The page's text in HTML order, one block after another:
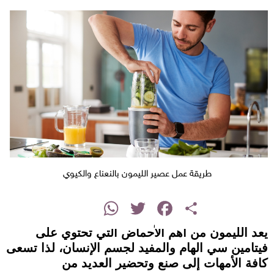
طريقة عمل عصير الليمون بالنعناع والكيوي
Share
Facebook
Twitter
WhatsApp
يعد الليمون من أهم الأحماض التي تحتوي على
فيتامين سي الهام والمفيد لجسم الإنسان، لذا تسعى
كافة الأمهات إلى صنع وتحضير العديد من